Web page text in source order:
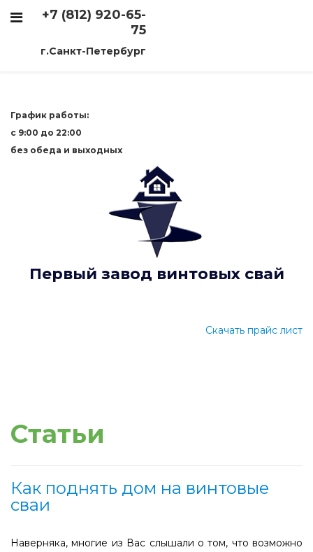
+7 (812) 920-65-
75
г.Санкт-Петербург
График работы:
с 9:00 до 22:00
без обеда и выходных
Первый завод винтовых свай
Скачать прайс лист
Статьи
Как поднять дом на винтовые
сваи
Наверняка, многие из Вас слышали о том, что возможно